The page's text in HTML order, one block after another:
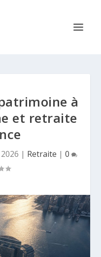
à
et retraite
| Retraite | 0